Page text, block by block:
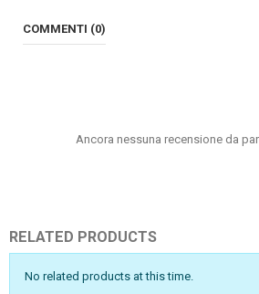
COMMENTI (0)
Ancora nessuna recensione da
RELATED PRODUCTS
No related products at this time.